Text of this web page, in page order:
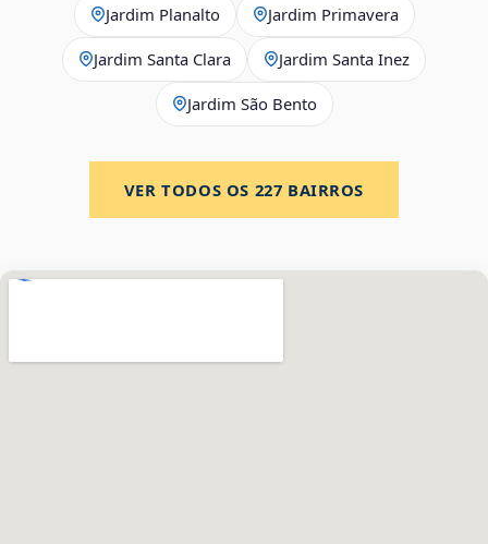
Jardim Planalto Jardim Primavera
Jardim Santa Clara Jardim Santa Inez
Jardim São Bento
VER TODOS OS 227 BAIRROS